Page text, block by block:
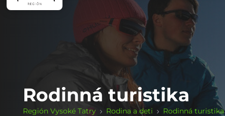
Rodinná turistika
Región Vysoké Tatry Rodina a deti Rodinná turistika